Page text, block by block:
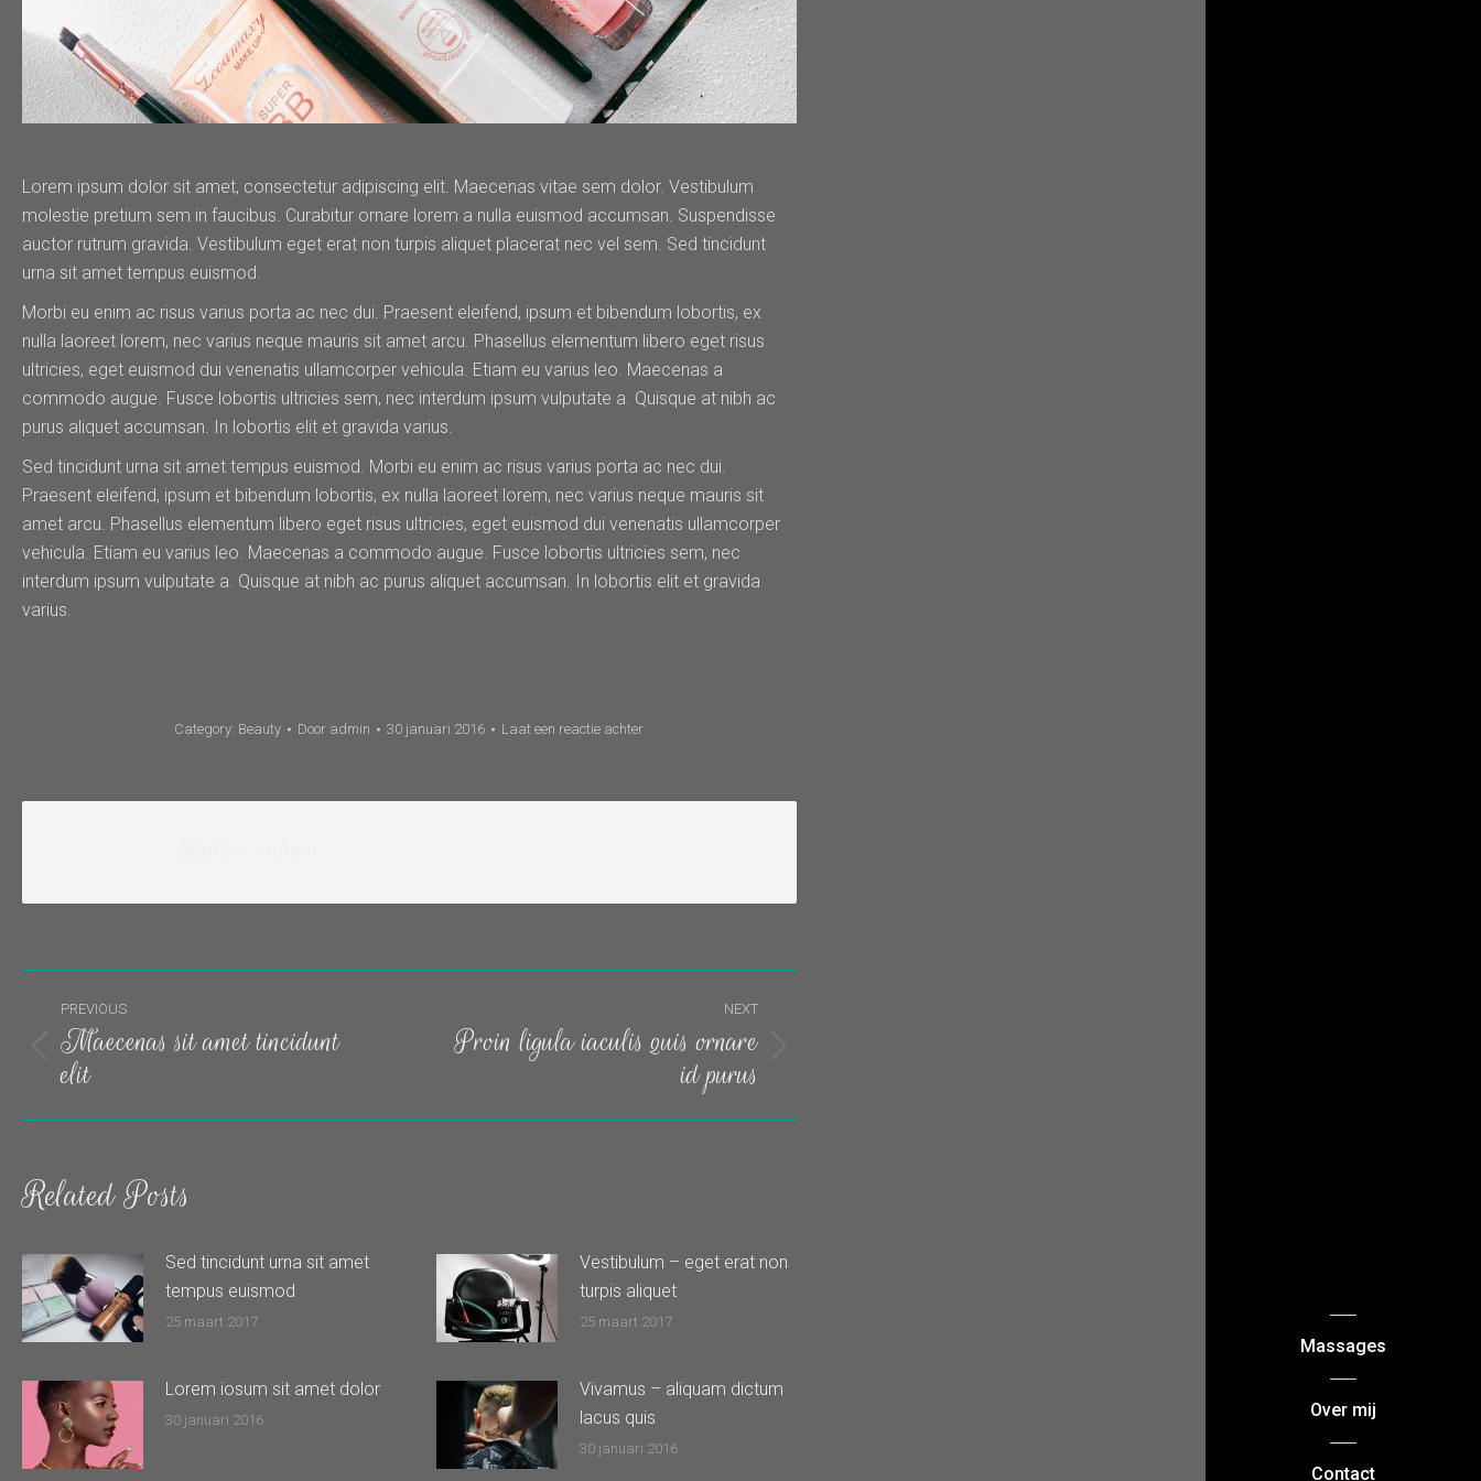
Massages
Over mij
Contact
Lorem ipsum dolor sit amet, consectetur adipiscing elit. Maecenas vitae sem dolor. Vestibulum
molestie pretium sem in faucibus. Curabitur ornare lorem a nulla euismod accumsan. Suspendisse
auctor rutrum gravida. Vestibulum eget erat non turpis aliquet placerat nec vel sem. Sed tincidunt
urna sit amet tempus euismod.
Morbi eu enim ac risus varius porta ac nec dui. Praesent eleifend, ipsum et bibendum lobortis, ex
nulla laoreet lorem, nec varius neque mauris sit amet arcu. Phasellus elementum libero eget risus
ultricies, eget euismod dui venenatis ullamcorper vehicula. Etiam eu varius leo. Maecenas a
commodo augue. Fusce lobortis ultricies sem, nec interdum ipsum vulputate a. Quisque at nibh ac
purus aliquet accumsan. In lobortis elit et gravida varius.
Sed tincidunt urna sit amet tempus euismod. Morbi eu enim ac risus varius porta ac nec dui.
Praesent eleifend, ipsum et bibendum lobortis, ex nulla laoreet lorem, nec varius neque mauris sit
amet arcu. Phasellus elementum libero eget risus ultricies, eget euismod dui venenatis ullamcorper
vehicula. Etiam eu varius leo. Maecenas a commodo augue. Fusce lobortis ultricies sem, nec
interdum ipsum vulputate a. Quisque at nibh ac purus aliquet accumsan. In lobortis elit et gravida
varius.
Category: Beauty Door admin 30 januari 2016 Laat een reactie achter
Post
navigation
PREVIOUS
Previous
post:
Maecenas sit amet tincidunt
elit
NEXT
Next
Proin ligula iaculis quis ornare
id purus
Related Posts
Sed tincidunt urna sit amet
tempus euismod
25 maart 2017
Vestibulum – eget erat non
turpis aliquet
25 maart 2017
Lorem iosum sit amet dolor
30 januari 2016
Vivamus – aliquam dictum
lacus quis
30 januari 2016